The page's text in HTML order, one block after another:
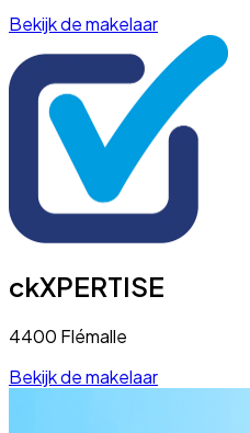
Bekijk de makelaar
ckXPERTISE
4400 Flémalle
Bekijk de makelaar